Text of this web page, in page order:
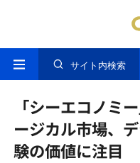
サイト内検索
「シーエコノミ
ージカル市場、
験の価値に注目